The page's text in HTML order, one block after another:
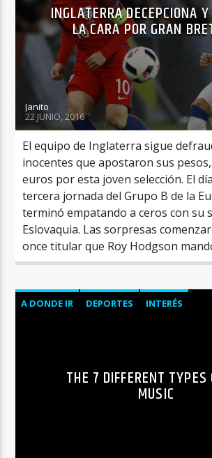
INGLATERRA DECEPCIONA
LA CARA POR GRAN
Janito
22 JUNIO, 2016
El equipo de Inglaterra sigue
inocentes que apostaron sus
euros por esta joven selección. El
tercera jornada del Grupo B de la
terminó empatando a ceros con su
Eslovaquia. Las sorpresas
once titular que Roy Hodgson
A DONDE IR DEPORTES
INTERÉS
THE 7 DIFFERENT TYPES
MUSIC